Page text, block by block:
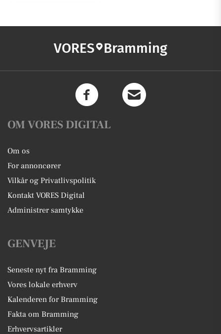
VORES Bramming
OM VORES DIGITAL
Om os
For annoncører
Vilkår og Privatlivspolitik
Kontakt VORES Digital
Administrer samtykke
GENVEJE
Seneste nyt fra Bramming
Vores lokale erhverv
Kalenderen for Bramming
Fakta om Bramming
Erhvervsartikler